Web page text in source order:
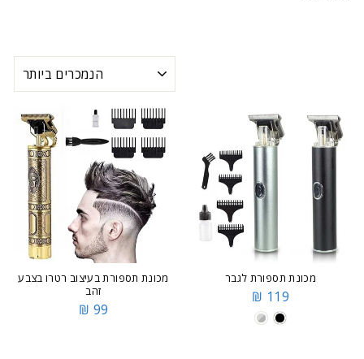
מיון
מכונת תספורת לגבר
119 ₪
מכונת תספורת בעיצוב רטרו בצבע
זהב
99 ₪